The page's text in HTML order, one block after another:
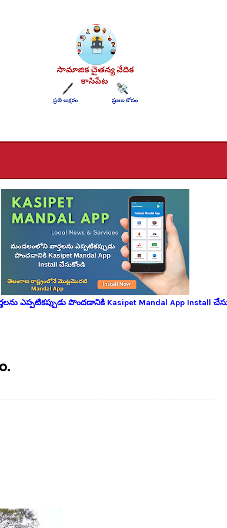
ఎప్పటికప్పుడు పొందడానికి Kasipet Mandal App Install